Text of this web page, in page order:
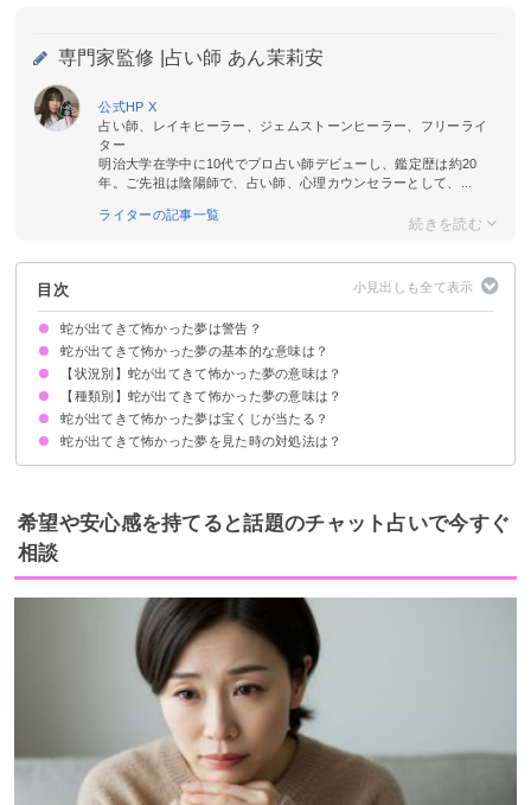
専門家監修 | 占い師 あん茉莉安
公式HP X
占い師、レイキヒーラー、ジェムストーンヒーラー、フリーライ
ター
明治大学在学中に10代でプロ占い師デビューし、鑑定歴は約20
年。ご先祖は陰陽師で、占い師、心理カウンセラーとして、...
ライターの記事一覧
目次
蛇が出てきて怖かった夢は警告？
蛇が出てきて怖かった夢の基本的な意味は？
ストレスが溜まっている暗示
状況/蛇の種類で意味が決まる
【状況別】蛇が出てきて怖かった夢の意味は？
蛇から逃げて怖かった夢【警告夢】
蛇が家の中にいて怖かった夢【警告夢】
蛇に追いかけられて怖かった夢【警告夢】
蛇に襲われて怖かった夢【凶夢】
蛇がうじゃうじゃいて怖かった夢【凶夢】
蛇に噛まれて怖かった夢【警告】
蛇が不気味な雰囲気で怖かった夢【凶夢】
蛇に殺されて怖かった夢【凶夢】
蛇が生き返って怖かった夢【凶夢】
【種類別】蛇が出てきて怖かった夢の意味は？
大蛇が出てきて怖かった夢【凶夢】
小さい蛇が出てきて怖かった夢【警告夢】
黒い蛇が出てきて怖かった夢【警告夢】
赤い蛇が出てきて怖かった夢【凶夢】
白蛇が出てきて怖かった夢【凶夢】
まだら模様の蛇が出てきて怖かった夢【凶夢】
緑色の蛇が出てきて怖かった夢【凶夢】
蛇が出てきて怖かった夢は宝くじが当たる？
蛇が出てきて怖かった夢を見た時の対処法は？
警告夢や凶夢の内容を人に話す
十分な休息を取る
希望や安心感を持てると話題のチャット占いで今すぐ
相談